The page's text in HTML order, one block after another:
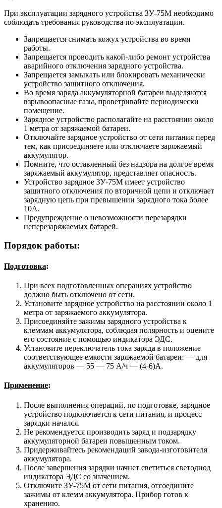
При эксплуатации зарядного устройства ЗУ-75М необходимо
соблюдать требования руководства по эксплуатации.
Запрещается снимать кожух устройства во время
работы.
Запрещается проводить какой-либо ремонт устройства
аварийного отключения зарядного устройства.
Запрещается замыкать или блокировать механически
устройство защитного отключения.
Во время заряда аккумуляторной батареи выделяются
взрывоопасные газы, проветривайте периодически
помещение.
Зарядное устройство располагайте на расстоянии около
1 метра от заряжаемой батареи.
Отключайте зарядное устройство от сети питания перед
тем, как присоединяете или отключаете заряжаемый
аккумулятор.
Помните, что оставленный без надзора на долгое время
заряжаемый аккумулятор, представляет опасность.
Устройство зарядное ЗУ-75M имеет устройство
защитного отключения по вторичной цепи и отключает
зарядную цепь при превышении зарядного тока более
10А.
Предупреждение о невозможности перезарядки
неперезаряжаемых батарей.
Порядок работы:
Подготовка:
При всех подготовленных операциях устройство
должно быть отключено от сети.
Установите зарядное устройство на расстоянии около 1
метра от заряжаемого аккумулятора.
Присоединяйте зажимы зарядного устройства к
клеммам аккумулятора, соблюдая полярность и оцените
его состояние с помощью индикатора ЭДС.
Установите переключатель тока заряда в положение
соответствующее емкости заряжаемой батареи: — для
аккумуляторов — 55 — 75 А/ч — (4-6)А.
Применение:
После выполнения операций, по подготовке, зарядное
устройство подключается к сети питания, и процесс
зарядки начался.
Не рекомендуется производить заряд и подзарядку
аккумуляторной батареи повышенным током.
Придерживайтесь рекомендаций завода-изготовителя
аккумулятора.
После завершения зарядки начнет светиться светодиод
индикатора ЭДС со значением.
Отключите ЗУ-75М от сети питания, отсоедините
зажимы от клемм аккумулятора. Прибор готов к
хранению.